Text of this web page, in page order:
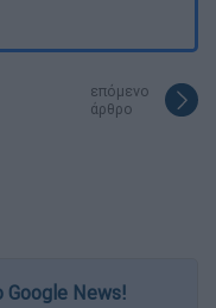
επόμενο
άρθρο
Google News!